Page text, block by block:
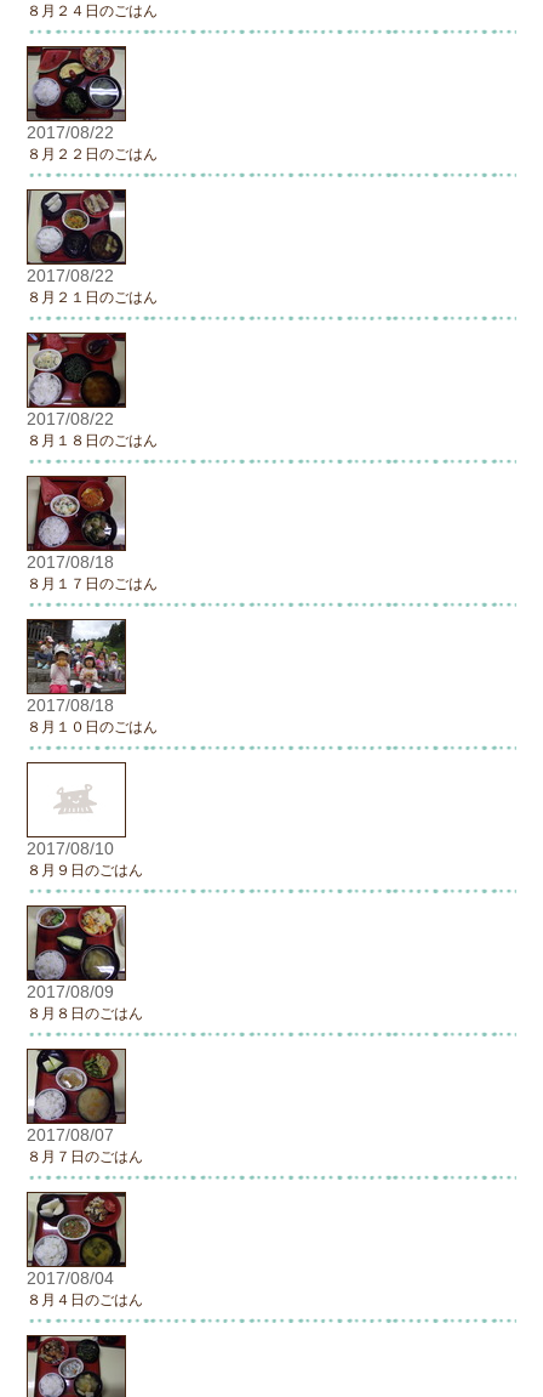
８月２４日のごはん
2017/08/22
８月２２日のごはん
2017/08/22
８月２１日のごはん
2017/08/22
８月１８日のごはん
2017/08/18
８月１７日のごはん
2017/08/18
８月１０日のごはん
2017/08/10
８月９日のごはん
2017/08/09
８月８日のごはん
2017/08/07
８月７日のごはん
2017/08/04
８月４日のごはん